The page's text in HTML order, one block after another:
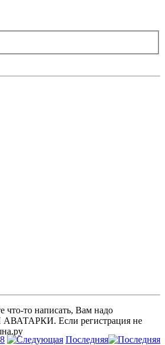
что-то написать, Вам надо
АВАТАРКИ. Если регистрация не
8 Последняя